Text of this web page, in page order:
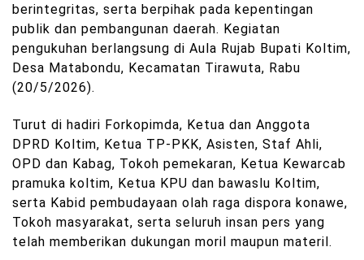
berintegritas, serta berpihak pada kepentingan
publik dan pembangunan daerah. Kegiatan
pengukuhan berlangsung di Aula Rujab Bupati Koltim,
Desa Matabondu, Kecamatan Tirawuta, Rabu
(20/5/2026).
Turut di hadiri Forkopimda, Ketua dan Anggota
DPRD Koltim, Ketua TP-PKK, Asisten, Staf Ahli,
OPD dan Kabag, Tokoh pemekaran, Ketua Kewarcab
pramuka koltim, Ketua KPU dan bawaslu Koltim,
serta Kabid pembudayaan olah raga dispora konawe,
Tokoh masyarakat, serta seluruh insan pers yang
telah memberikan dukungan moril maupun materil.